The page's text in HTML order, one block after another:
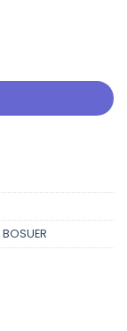
BOSUER